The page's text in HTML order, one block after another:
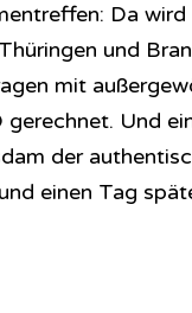
Da wird
und
mit
Und
der
einen Tag